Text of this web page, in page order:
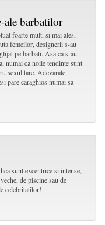
ale barbatilor
foarte mult, si mai ales,
femeilor, designerii s-au
pe barbati. Asa ca s-au
numai ca noile tendinte sunt
sexul tare. Adevarate
pare caraghios numai sa
sunt excentrice si intense,
de piscine sau de
celebritatilor!